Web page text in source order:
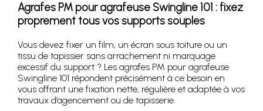
Agrafes PM pour agrafeuse Swingline 101 : fixez
proprement tous vos supports souples
Vous devez fixer un film, un écran sous toiture ou un
tissu de tapissier sans arrachement ni marquage
excessif du support ? Les agrafes PM pour agrafeuse
Swingline 101 répondent précisément à ce besoin en
vous offrant une fixation nette, régulière et adaptée à vos
travaux d’agencement ou de tapisserie.